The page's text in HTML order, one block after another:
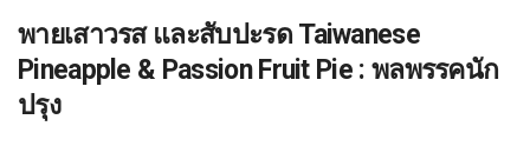
พายเสาวรส และสับปะรด Taiwanese
Pineapple & Passion Fruit Pie : พลพรรคนัก
ปรุง